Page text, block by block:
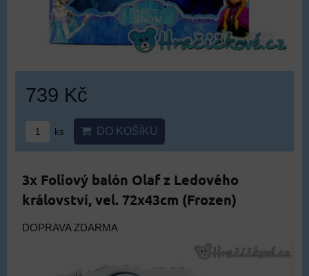
739 Kč
ks DO KOŠÍKU
3x Foliový balón Olaf z Ledového
království, vel. 72x43cm (Frozen)
DOPRAVA ZDARMA